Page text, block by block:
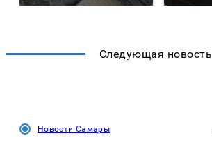
Следующая новость
Новости Самары